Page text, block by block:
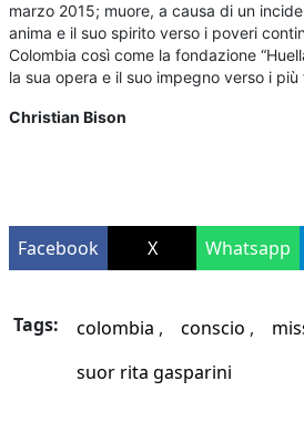
marzo 2015; muore, a causa di un
anima e il suo spirito verso i poveri
Colombia così come la fondazione
la sua opera e il suo impegno verso i
Christian Bison
Facebook X Whatsapp
Tags: colombia conscio
suor rita gasparini